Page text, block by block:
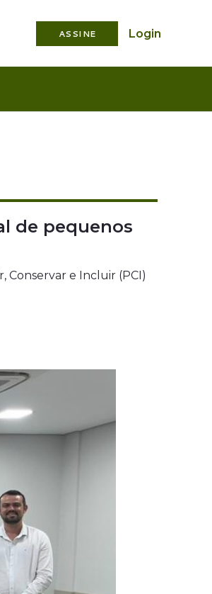
ASSINE Login
de pequenos
e Incluir (PCI)